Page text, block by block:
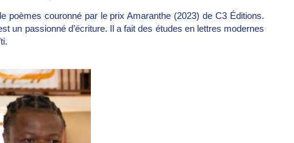
poèmes couronné par le prix Amaranthe (2023) de C3 Éditions.
un passionné d’écriture. Il a fait des études en lettres modernes